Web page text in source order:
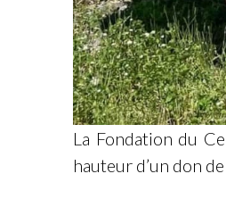
La Fondation du
hauteur d’un don